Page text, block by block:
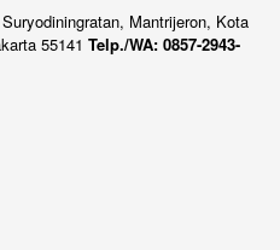
Mantrijeron, Kota
55141 Telp./WA: 0857-2943-